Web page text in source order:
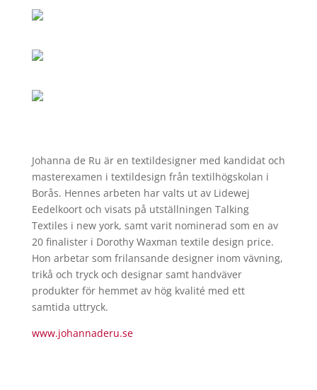
Johanna de Ru är en textildesigner med kandidat och
masterexamen i textildesign från textilhögskolan i
Borås. Hennes arbeten har valts ut av Lidewej
Eedelkoort och visats på utställningen Talking
Textiles i new york, samt varit nominerad som en av
20 finalister i Dorothy Waxman textile design price.
Hon arbetar som frilansande designer inom vävning,
trikå och tryck och designar samt handväver
produkter för hemmet av hög kvalité med ett
samtida uttryck.
www.johannaderu.se